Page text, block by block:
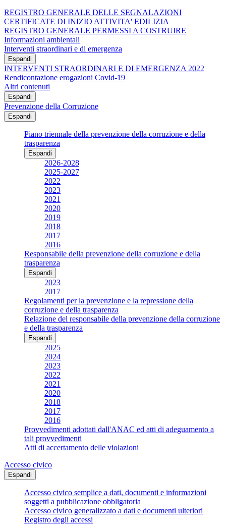
REGISTRO GENERALE DELLE SEGNALAZIONI
CERTIFICATE DI INIZIO ATTIVITA' EDILIZIA
REGISTRO GENERALE PERMESSI A COSTRUIRE
Informazioni ambientali
Interventi straordinari e di emergenza
Espandi
INTERVENTI STRAORDINARI E DI EMERGENZA 2022
Rendicontazione erogazioni Covid-19
Altri contenuti
Espandi
Prevenzione della Corruzione
Espandi
Piano triennale della prevenzione della corruzione e della
trasparenza
Espandi
2026-2028
2025-2027
2022
2023
2021
2020
2019
2018
2017
2016
Responsabile della prevenzione della corruzione e della
trasparenza
Espandi
2023
2017
Regolamenti per la prevenzione e la repressione della
corruzione e della trasparenza
Relazione del responsabile della prevenzione della corruzione
e della trasparenza
Espandi
2025
2024
2023
2022
2021
2020
2018
2017
2016
Provvedimenti adottati dall'ANAC ed atti di adeguamento a
tali provvedimenti
Atti di accertamento delle violazioni
Accesso civico
Espandi
Accesso civico semplice a dati, documenti e informazioni
soggetti a pubblicazione obbligatoria
Accesso civico generalizzato a dati e documenti ulteriori
Registro degli accessi